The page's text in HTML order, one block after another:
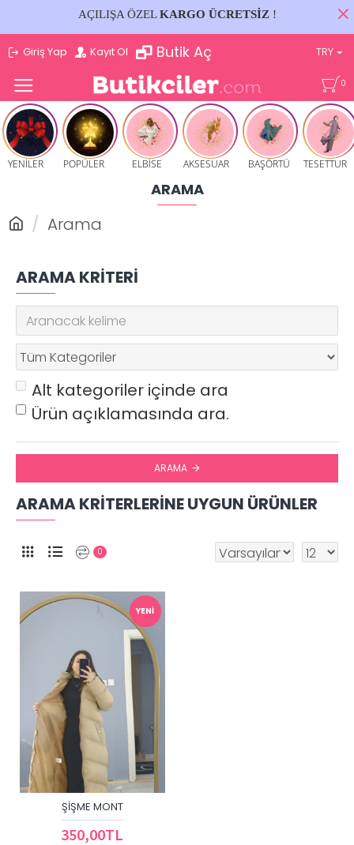
AÇILIŞA ÖZELKARGO ÜCRETSİZ!
Giriş Yap Kayıt Ol Butik Aç TRY
0
YENİLER POPÜLER ELBİSE AKSESUAR BAŞÖRTÜ TESETTUR
Arama
ARAMA
ARAMA KRITERI
Alt kategoriler içinde ara
Ürün açıklamasında ara.
ARAMA
ARAMA KRITERLERINE UYGUN ÜRÜNLER
0
YENI
ŞIŞME MONT
350,00TL